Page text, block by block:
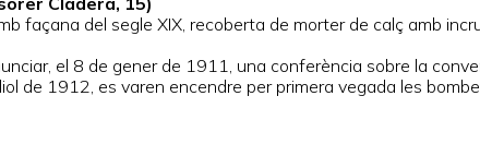
façana del segle XIX, recoberta de morter de calç amb
el 8 de gener de 1911, una conferència sobre la
de 1912, es varen encendre per primera vegada les